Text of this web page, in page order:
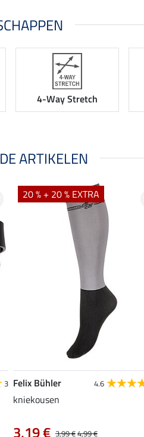
4-Way Stretch
ARTIKELEN
3
20 % + 20 % EXTRA
Felix Bühler 4.6
kniekousen
3,99 €4,99 €
3,19 €